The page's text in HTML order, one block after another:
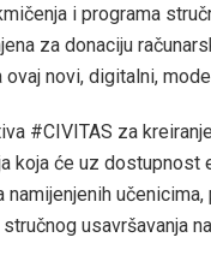
i programa
za donaciju
novi, digitalni,
#CIVITAS za
koja će uz dostupnost
namijenjenih
usavršavanja